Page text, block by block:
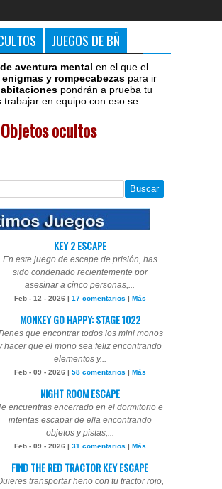
JUEGOS DE BÑ
aventura mental en el que el
enigmas y rompecabezas para ir
pondrán a prueba tu
trabajar en equipo con eso se
Objetos ocultos
KEY 2 ESCAPE
En este juego de escape de prisión, has
sido condenado recientemente por
asesinar a cinco personas,...
Feb - 12 - 2026 | 17 comentarios | Más
MONKEY GO HAPPY: STAGE 1022
que encontrar todos los mini monos
hacer que el mono sea feliz encontrando
elementos y...
Feb - 09 - 2026 | 58 comentarios | Más
NIGHT ROOM ESCAPE
encuentras encerrado en el dormitorio e
intentas escapar de ella encontrando
objetos y pistas,...
Feb - 09 - 2026 | 31 comentarios | Más
FIND THE RED TRACTOR KEY ESCAPE
transportar heno con tu tractor rojo,